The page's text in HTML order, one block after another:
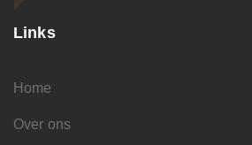
Links
Home
Over ons